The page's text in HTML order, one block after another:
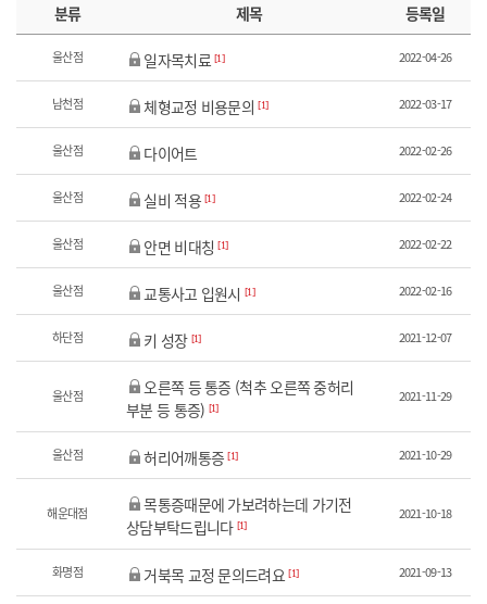
분류 제목 등록일
울산점 일자목치료 [1] 2022-04-26
남천점 체형교정 비용문의 [1] 2022-03-17
울산점 다이어트 2022-02-26
울산점 실비 적용 [1] 2022-02-24
울산점 안면 비대칭 [1] 2022-02-22
울산점 교통사고 입원시 [1] 2022-02-16
하단점 키 성장 [1] 2021-12-07
울산점
오른쪽 등 통증 (척추 오른쪽 중허리
부분 등 통증) [1]
2021-11-29
울산점 허리어깨통증 [1] 2021-10-29
해운대점
목통증때문에 가보려하는데 가기전
상담부탁드립니다 [1]
2021-10-18
화명점 거북목 교정 문의드려요 [1] 2021-09-13